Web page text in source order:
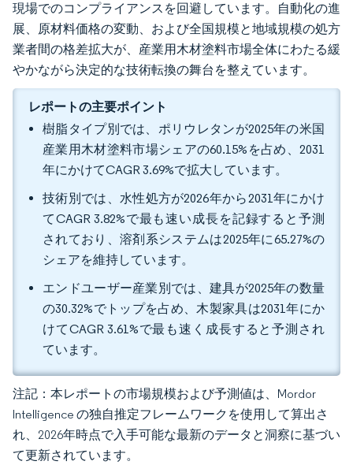
現場でのコンプライアンスを回避しています。自動化の進
展、原材料価格の変動、および全国規模と地域規模の処方
業者間の格差拡大が、産業用木材塗料市場全体にわたる緩
やかながら決定的な技術転換の舞台を整えています。
レポートの主要ポイント
樹脂タイプ別では、ポリウレタンが2025年の米国
産業用木材塗料市場シェアの60.15%を占め、2031
年にかけてCAGR 3.69%で拡大しています。
技術別では、水性処方が2026年から2031年にかけ
てCAGR 3.82%で最も速い成長を記録すると予測
されており、溶剤系システムは2025年に65.27%の
シェアを維持しています。
エンドユーザー産業別では、建具が2025年の数量
の30.32%でトップを占め、木製家具は2031年にか
けてCAGR 3.61%で最も速く成長すると予測され
ています。
注記：本レポートの市場規模および予測値は、Mordor
Intelligence の独自推定フレームワークを使用して算出さ
れ、2026年時点で入手可能な最新のデータと洞察に基づい
て更新されています。